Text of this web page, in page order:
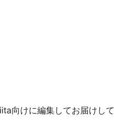
向けに編集してお届けして